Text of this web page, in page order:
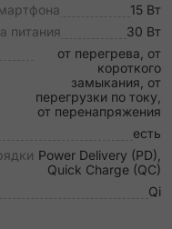
15 Вт
питания
30 Вт
от перегрева, от
короткого
замыкания, от
перегрузки по току,
от перенапряжения
есть
Power Delivery (PD),
Quick Charge (QC)
Qi